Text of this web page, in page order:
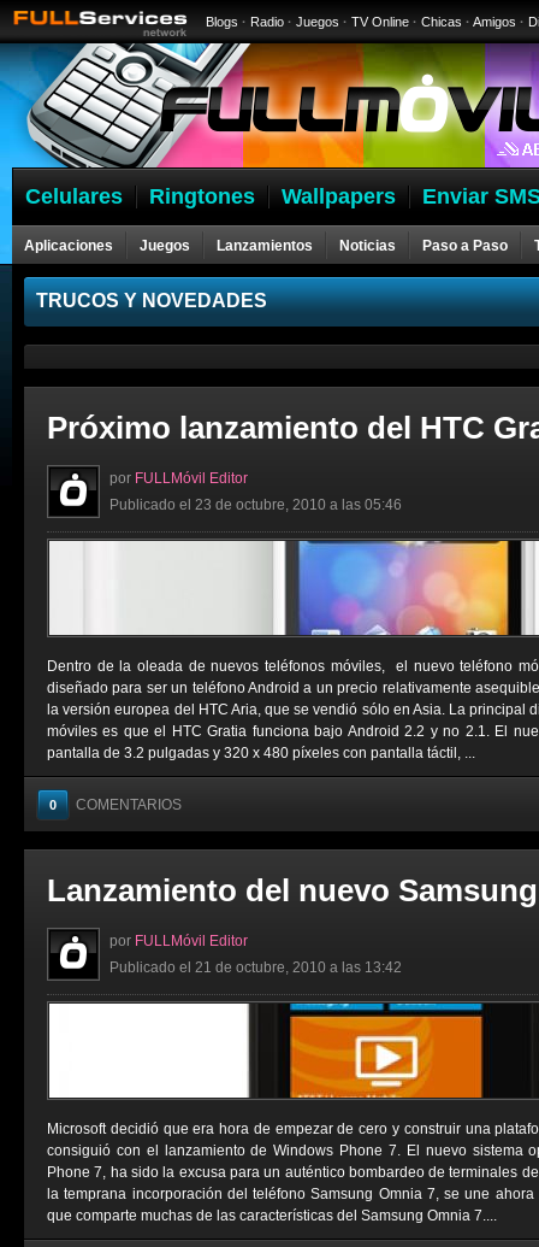
Blogs · Radio · Juegos · TV Online · Chicas · Amigos ·
Celulares Ringtones Wallpapers Enviar
Aplicaciones Juegos Lanzamientos Noticias Paso a Paso
Celulares
TRUCOS Y NOVEDADES
Próximo lanzamiento del HTC
por FULLMóvil Editor
Publicado el 23 de octubre, 2010 a las 05:46
Dentro de la oleada de nuevos teléfonos móviles, el nuevo teléfono
diseñado para ser un teléfono Android a un precio relativamente
la versión europea del HTC Aria, que se vendió sólo en Asia. La principal
móviles es que el HTC Gratia funciona bajo Android 2.2 y no 2.1. El
pantalla de 3.2 pulgadas y 320 x 480 píxeles con pantalla táctil, ...
0 COMENTARIOS
Lanzamiento del nuevo
por FULLMóvil Editor
Publicado el 21 de octubre, 2010 a las 13:42
Microsoft decidió que era hora de empezar de cero y construir una
consiguió con el lanzamiento de Windows Phone 7. El nuevo sistema
Phone 7, ha sido la excusa para un auténtico bombardeo de terminales
la temprana incorporación del teléfono Samsung Omnia 7, se une
que comparte muchas de las características del Samsung Omnia 7....